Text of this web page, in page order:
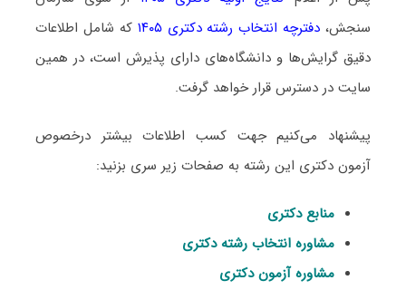
سنجش، دفترچه انتخاب رشته دکتری ۱۴۰۵
که شامل اطلاعات
دقیق گرایش‌ها و دانشگاه‌های دارای پذیرش است، در همین
سایت در دسترس قرار خواهد گرفت.
پیشنهاد می‌کنیم جهت کسب اطلاعات بیشتر درخصوص
آزمون دکتری این رشته به صفحات زیر سری بزنید:
منابع دکتری
مشاوره انتخاب رشته دکتری
مشاوره آزمون دکتری